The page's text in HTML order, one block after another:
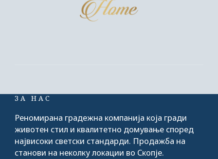
ЗА НАС
Реномирана градежна компанија која гради
животен стил и квалитетно домување според
највисоки светски стандарди. Продажба на
станови на неколку локации во Скопје.